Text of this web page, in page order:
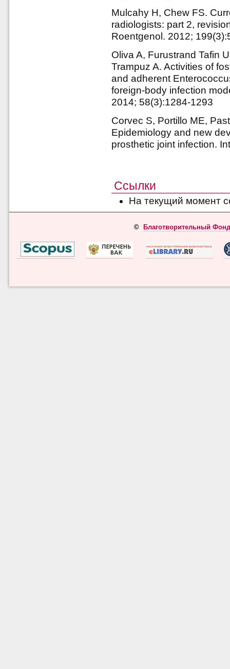
Mulcahy H, Chew FS.
radiologists: part 2,
Roentgenol. 2012;
Oliva A, Furustrand Tafin
Trampuz A. Activities of
and adherent
foreign-body infection
2014; 58(3):1284-1293
Corvec S, Portillo ME,
Epidemiology and new
prosthetic joint infection.
Ссылки
На текущий момент
© Благотворительный